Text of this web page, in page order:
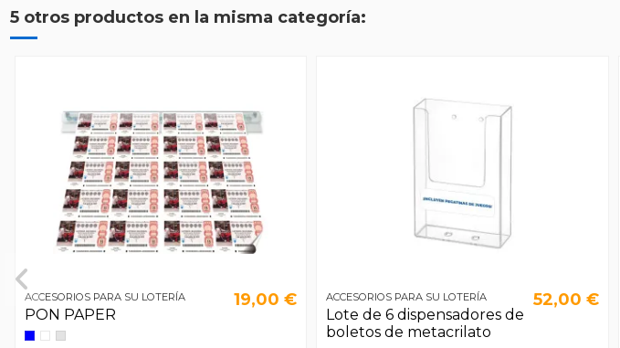
5 otros productos en la misma categoría:
ACCESORIOS PARA SU LOTERÍA
PON PAPER
19,00 € ACCESORIOS PARA SU LOTERÍA
Lote de 6 dispensadores de
boletos de metacrilato
52,00 €